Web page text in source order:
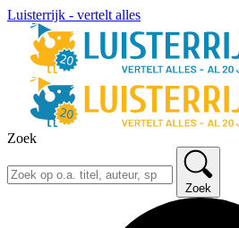
Luisterrijk - vertelt alles
Zoek
Zoek